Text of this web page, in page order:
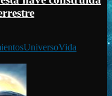
UniversoVida